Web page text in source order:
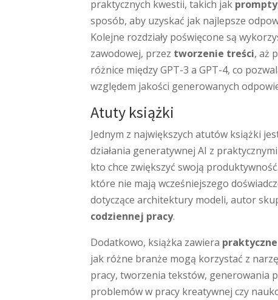
praktycznych kwestii, takich jak prompty
sposób, aby uzyskać jak najlepsze
Kolejne rozdziały poświęcone są
zawodowej, przez tworzenie treści, aż
różnice między GPT-3 a GPT-4, co
względem jakości generowanych
Atuty książki
Jednym z największych atutów książki
działania generatywnej AI z
kto chce zwiększyć swoją
które nie mają wcześniejszego
dotyczące architektury modeli, autor
codziennej pracy.
Dodatkowo, książka zawiera
jak różne branże mogą korzystać z
pracy, tworzenia tekstów, generowania
problemów w pracy kreatywnej czy